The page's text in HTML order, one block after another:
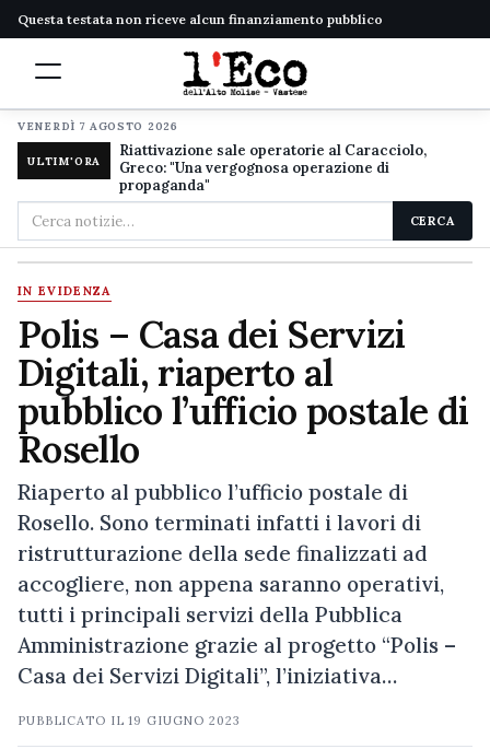
Questa testata non riceve alcun finanziamento pubblico
VENERDÌ 7 AGOSTO 2026
ULTIM'ORA
Riattivazione sale operatorie al Caracciolo,
Greco: "Una vergognosa operazione di
propaganda"
Cerca
nel
sito
CERCA
IN EVIDENZA
Polis – Casa dei Servizi
Digitali, riaperto al
pubblico l’ufficio postale di
Rosello
Riaperto al pubblico l’ufficio postale di
Rosello. Sono terminati infatti i lavori di
ristrutturazione della sede finalizzati ad
accogliere, non appena saranno operativi,
tutti i principali servizi della Pubblica
Amministrazione grazie al progetto “Polis –
Casa dei Servizi Digitali”, l’iniziativa…
PUBBLICATO IL19 GIUGNO 2023